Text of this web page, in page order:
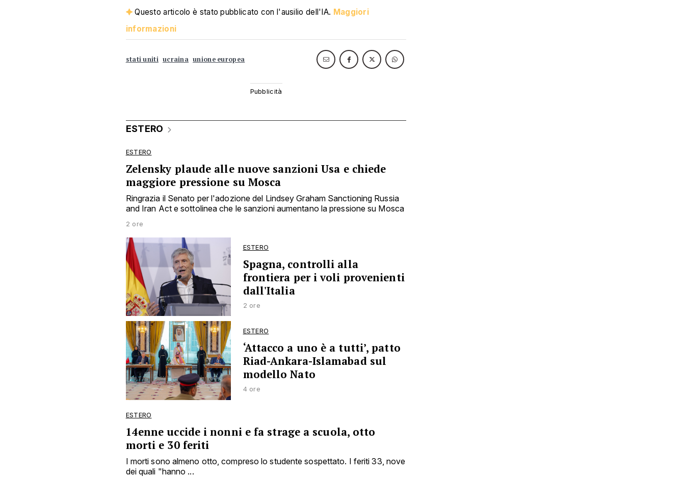
Questo articolo è stato pubblicato con l'ausilio dell'IA. Maggiori
informazioni
stati uniti ucraina unione europea
ESTERO
ESTERO
Zelensky plaude alle nuove sanzioni Usa e chiede
maggiore pressione su Mosca
Ringrazia il Senato per l'adozione del Lindsey Graham Sanctioning Russia
and Iran Act e sottolinea che le sanzioni aumentano la pressione su Mosca
2 ore
ESTERO
Spagna, controlli alla
frontiera per i voli provenienti
dall'Italia
2 ore
ESTERO
‘Attacco a uno è a tutti’, patto
Riad-Ankara-Islamabad sul
modello Nato
4 ore
ESTERO
14enne uccide i nonni e fa strage a scuola, otto
morti e 30 feriti
I morti sono almeno otto, compreso lo studente sospettato. I feriti 33, nove
dei quali "hanno ...